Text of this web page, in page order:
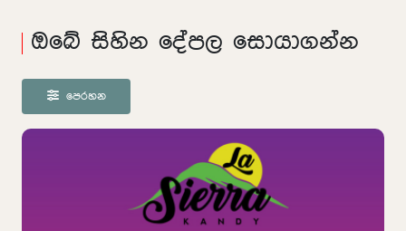
ඔබේ සිහින දේපල සොයාගන්න
පෙරහන